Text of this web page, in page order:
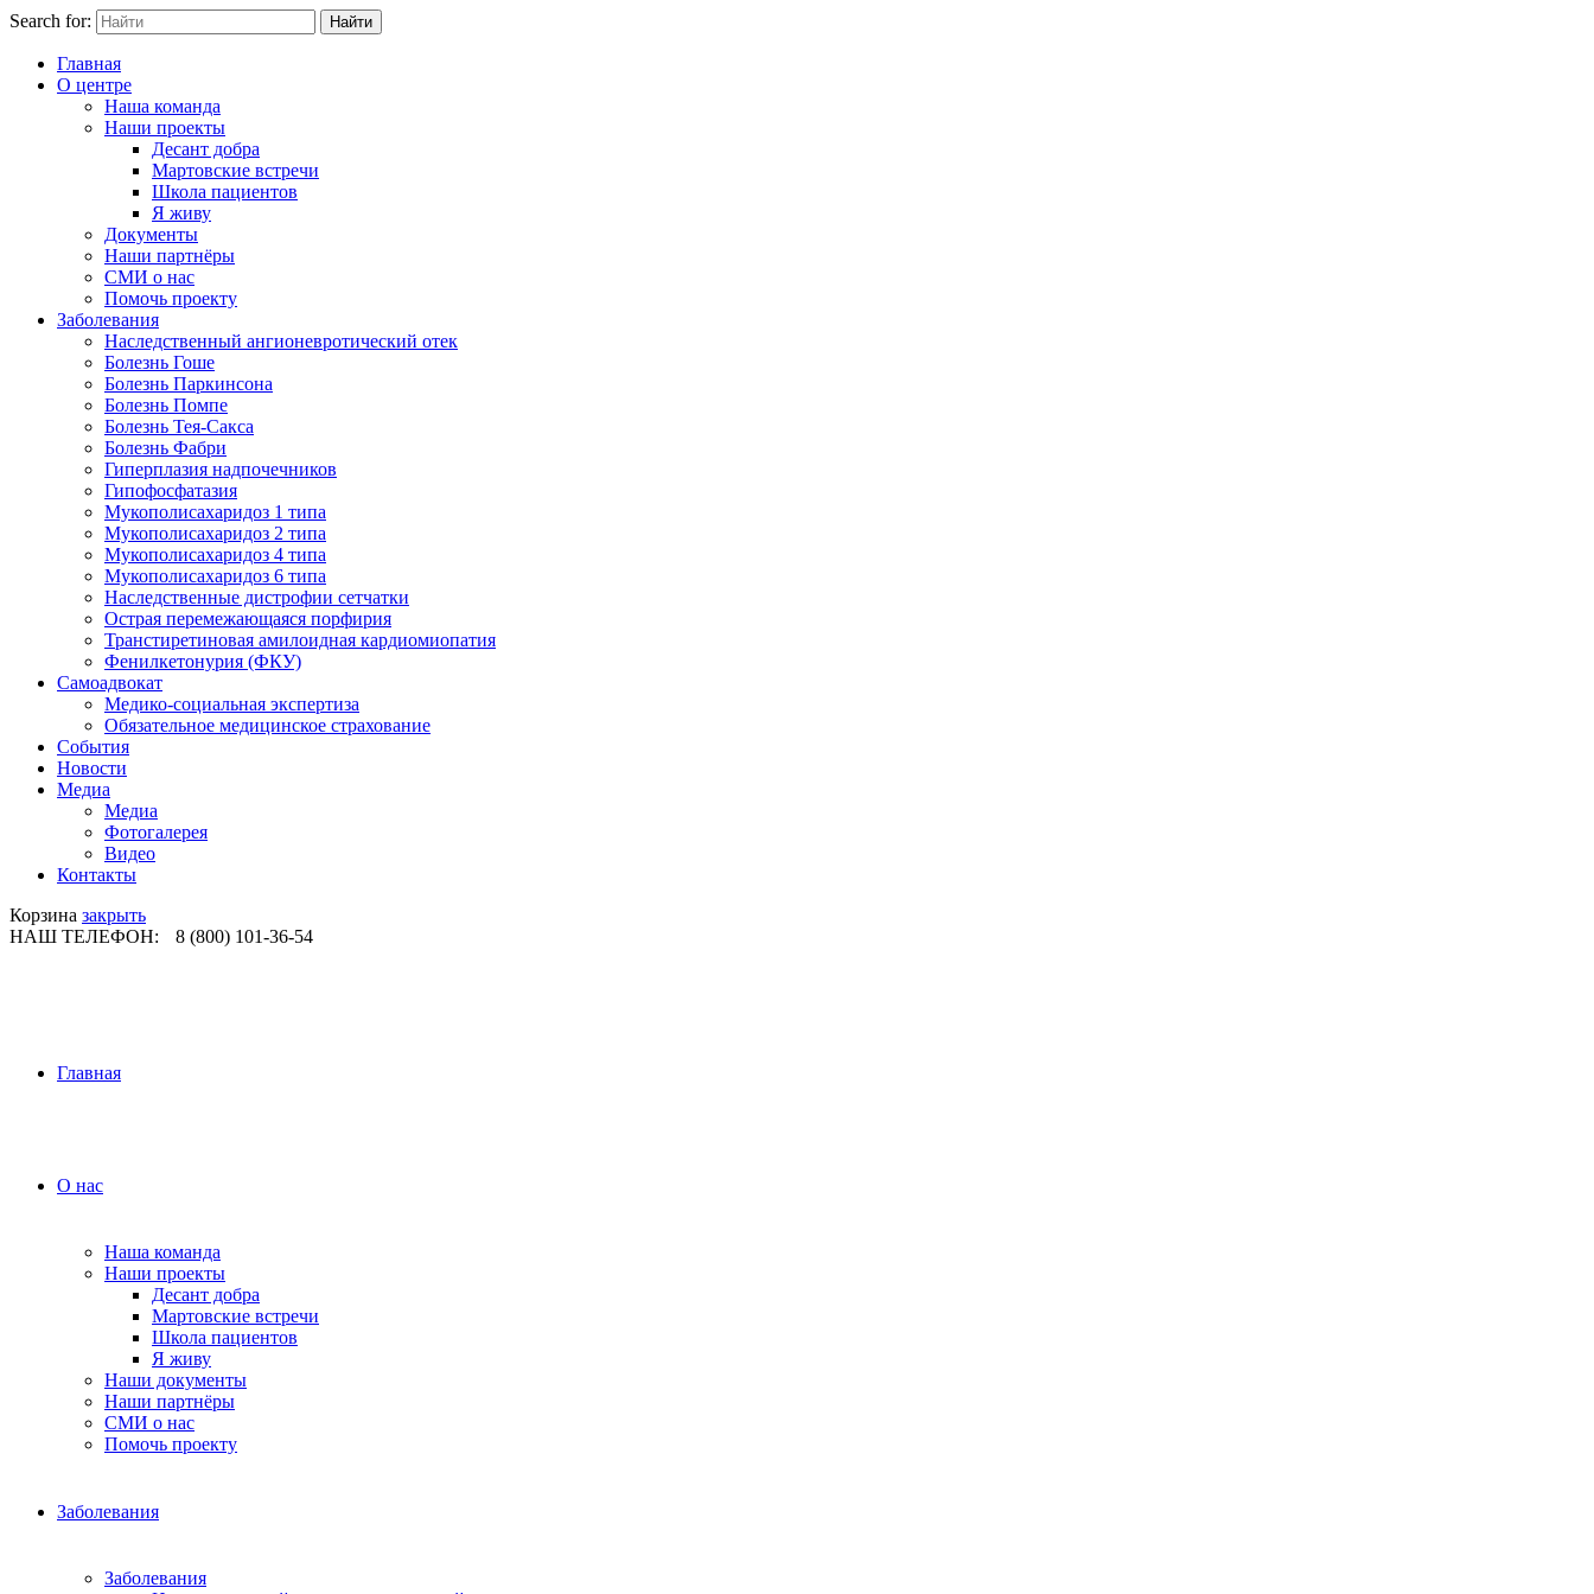
Search for: Найти
Главная
О центре
Наша команда
Наши проекты
Десант добра
Мартовские встречи
Школа пациентов
Я живу
Документы
Наши партнёры
СМИ о нас
Помочь проекту
Заболевания
Наследственный ангионевротический отек
Болезнь Гоше
Болезнь Паркинсона
Болезнь Помпе
Болезнь Тея-Сакса
Болезнь Фабри
Гиперплазия надпочечников
Гипофосфатазия
Мукополисахаридоз 1 типа
Мукополисахаридоз 2 типа
Мукополисахаридоз 4 типа
Мукополисахаридоз 6 типа
Наследственные дистрофии сетчатки
Острая перемежающаяся порфирия
Транстиретиновая амилоидная кардиомиопатия
Фенилкетонурия (ФКУ)
Самоадвокат
Медико-социальная экспертиза
Обязательное медицинское страхование
События
Новости
Медиа
Медиа
Фотогалерея
Видео
Контакты
Корзина закрыть
НАШ ТЕЛЕФОН:
8 (800) 101-36-54
Главная
О нас
Наша команда
Наши проекты
Десант добра
Мартовские встречи
Школа пациентов
Я живу
Наши документы
Наши партнёры
СМИ о нас
Помочь проекту
Заболевания
Заболевания